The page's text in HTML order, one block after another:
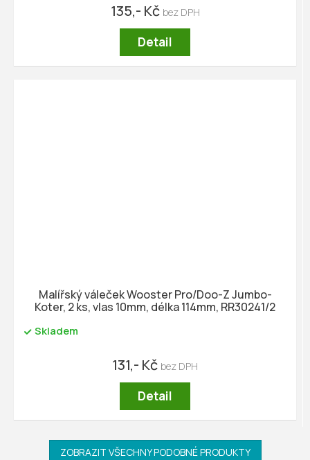
135,- Kč
Detail
Malířský váleček Wooster Pro/Doo-Z Jumbo-
Koter, 2 ks, vlas 10mm, délka 114mm, RR30241/2
Skladem
131,- Kč
Detail
ZOBRAZIT VŠECHNY PODOBNÉ PRODUKTY